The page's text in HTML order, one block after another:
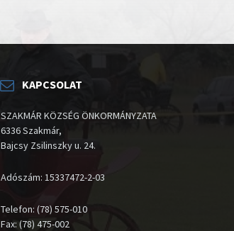
KAPCSOLAT
SZAKMÁR KÖZSÉG ÖNKORMÁNYZATA
6336 Szakmár,
Bajcsy Zsilinszky u. 24.
Adószám: 15337472-2-03
Telefon: (78) 575-010
Fax: (78) 475-002